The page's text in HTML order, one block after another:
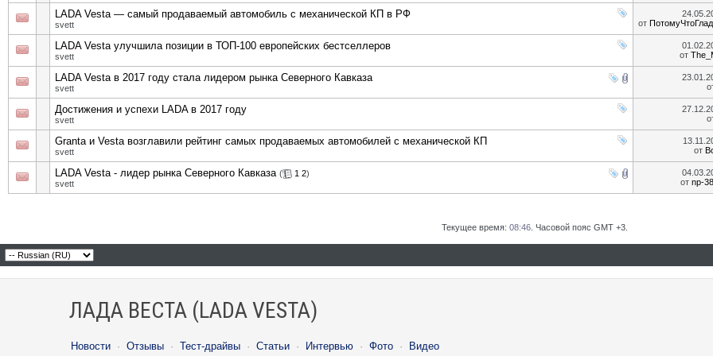
LADA Vesta — самый продаваемый автомобиль с механической КП в РФ
svett
от
LADA Vesta улучшила позиции в ТОП-100 европейских бестселлеров
svett
от
LADA Vesta в 2017 году стала лидером рынка Северного Кавказа
svett
Достижения и успехи LADA в 2017 году
svett
Granta и Vesta возглавили рейтинг самых продаваемых автомобилей с механической КП
svett
от
LADA Vesta - лидер рынка Северного Кавказа ( 1 2)
svett
от np-
Текущее время: 08:46 . Часовой пояс GMT +3.
ЛАДА ВЕСТА (LADA VESTA)
Новости · Отзывы · Тест-драйвы · Статьи · Интервью · Фото · Видео